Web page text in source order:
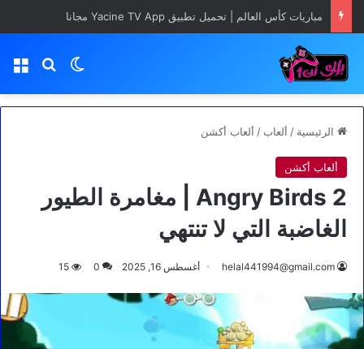
مباريات كأس العالم | تحميل تطبيق Yacine TV App مجانا
بحثالوضع
الرئيسية / ألعاب / ألعاب أكشن
ألعاب أكشن
Angry Birds 2 | مغامرة الطيور
الغاضبة التي لا تنتهي
helal441994@gmail.com أغسطس 16, 2025 0
15